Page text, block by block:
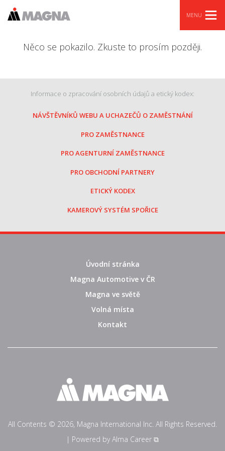
MENU
Něco se pokazilo. Zkuste to prosím později.
Informace o zpracování osobních údajů a etický kodex:
NÁVŠTĚVNÍKŮ WEBU A UCHAZEČŮ O ZAMĚSTNÁNÍ
PRO ZAMĚSTNANCE
PRO AGENTURNÍ ZAMĚSTNANCE
PRO OBCHODNÍ PARTNERY
ETICKÝ KODEX
KAMEROVÝ SYSTÉM SPOŘICE
All Contents © 2026, Magna International Inc. All Rights Reserved.
| Powered by Alma Career
Úvodní stránka
Magna Automotive v ČR
Magna ve světě
Volná místa
Kontakt